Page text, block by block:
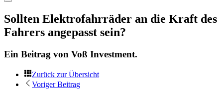
Sollten Elektrofahrräder an die Kraft des
Fahrers angepasst sein?
Ein Beitrag von Voß Investment.
Zurück zur Übersicht
Voriger Beitrag